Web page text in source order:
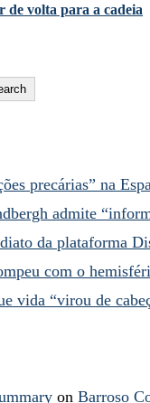
de volta para a cadeia
precárias” na
admite
da plataforma
com o
vida “virou de
on Barroso